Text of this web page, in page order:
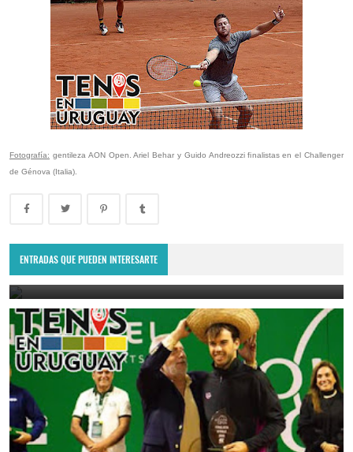
Fotografía: gentileza AON Open. Ariel Behar y Guido Andreozzi finalistas en el Challenger
de Génova (Italia).
ENTRADAS QUE PUEDEN INTERESARTE
Lima Challenger: Ignacio Carou y Franco Roncadelli participarán en
el torneo ATP de Perú
June 23, 2025